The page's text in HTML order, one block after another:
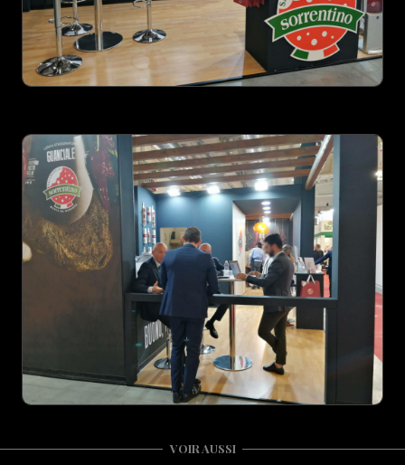
VOIR AUSSI